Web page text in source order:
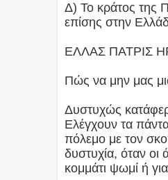
Δ) Το κράτος της
επίσης στην
ΕΛΛΑΣ ΠΑΤΡΙΣ
Πώς να μην μας
Δυστυχώς
Ελέγχουν τα
πόλεμο με τον
δυστυχία, όταν
κομμάτι ψωμί ή